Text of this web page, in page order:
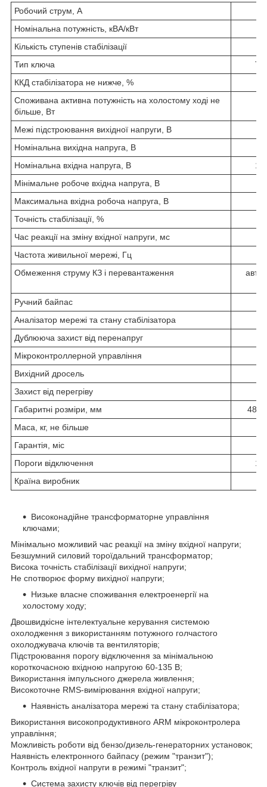
Робочий струм, А
Номінальна потужність, кВА/кВт
Кількість ступенів стабілізації
Тип ключа
ККД стабілізатора не нижче, %
Споживана активна потужність на холостому ході не
більше, Вт
Межі підстроювання вихідної напруги, В
Номінальна вихідна напруга, В
Номінальна вхідна напруга, В
Мінімальне робоче вхідна напруга, В
Максимальна вхідна робоча напруга, В
Точність стабілізації, %
Час реакції на зміну вхідної напруги, мс
Частота живильної мережі, Гц
Обмеження струму КЗ і перевантаження
Ручний байпас
Аналізатор мережі та стану стабілізатора
Дублююча захист від перенапруг
Мікроконтроллерной управління
Вихідний дросель
Захист від перегріву
Габаритні розміри, мм
Маса, кг, не більше
Гарантія, міс
Пороги відключення
Країна виробник
Високонадійне трансформаторне управління
ключами;
Мінімально можливий час реакції на зміну вхідної напруги;
Безшумний силовий тороїдальний трансформатор;
Висока точність стабілізації вихідної напруги;
Не спотворює форму вихідної напруги;
Низьке власне споживання електроенергії на
холостому ходу;
Двошвидкісне інтелектуальне керування системою
охолодження з використанням потужного голчастого
охолоджувача ключів та вентиляторів;
Підстроювання порогу відключення за мінімальною
короткочасною вхідною напругою 60-135 В;
Використання імпульсного джерела живлення;
Високоточне RMS-вимірювання вхідної напруги;
Наявність аналізатора мережі та стану стабілізатора;
Використання високопродуктивного ARM мікроконтролера
управління;
Можливість роботи від бензо/дизель-генераторних установок;
Наявність електронного байпасу (режим "транзит");
Контроль вхідної напруги в режимі "транзит";
Система захисту ключів від перегріву